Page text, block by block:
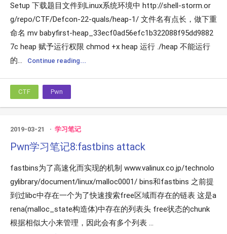
Setup 下载题目文件到Linux系统环境中 http://shell-storm.or
g/repo/CTF/Defcon-22-quals/heap-1/ 文件名有点长，做下重
命名 mv babyfirst-heap_33ecf0ad56efc1b322088f95dd9882
7c heap 赋予运行权限 chmod +x heap 运行 ./heap 不能运行
的...
Continue reading...
CTF Pwn
2019-03-21 学习笔记
Pwn学习笔记8:fastbins attack
fastbins为了高速化而实现的机制 www.valinux.co.jp/technolo
gylibrary/document/linux/malloc0001/ bins和fastbins 之前提
到过libc中存在一个为了快速搜索free区域而存在的链表 这是a
rena(malloc_state构造体)中存在的列表头 free状态的chunk
根据相似大小来管理，因此会有多个列表 ...